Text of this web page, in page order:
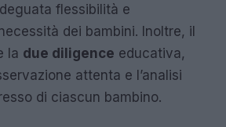
flessibilità e
dei bambini. Inoltre, il
la due diligence educativa,
attenta e l’analisi
di ciascun bambino.